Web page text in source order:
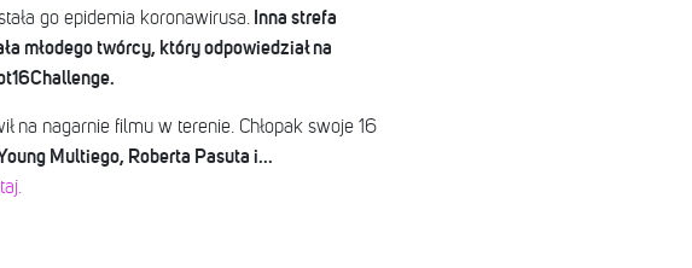
go epidemia koronawirusa. Inna strefa
młodego twórcy, który odpowiedział na
na nagarnie filmu w terenie. Chłopak swoje 16
Multiego, Roberta Pasuta i...